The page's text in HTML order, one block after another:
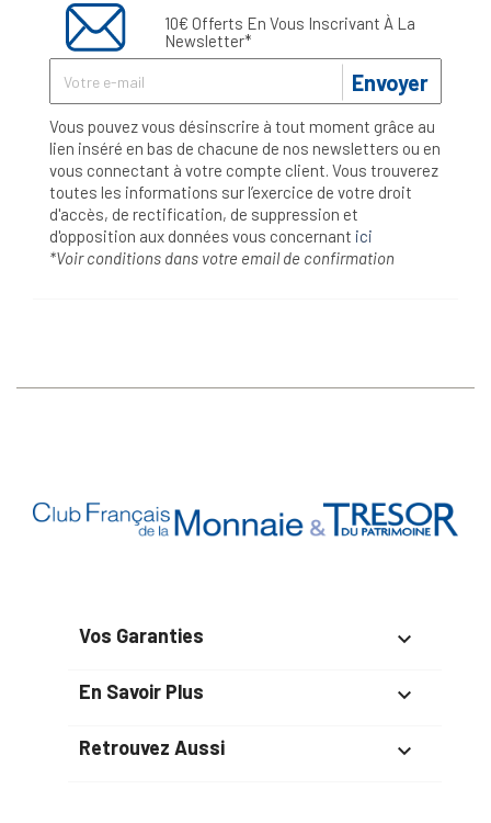
10€ Offerts En Vous Inscrivant À La
Newsletter*
Envoyer
Vous pouvez vous désinscrire à tout moment grâce au
lien inséré en bas de chacune de nos newsletters ou en
vous connectant à votre compte client. Vous trouverez
toutes les informations sur l’exercice de votre droit
d'accès, de rectification, de suppression et
d'opposition aux données vous concernant ici
*Voir conditions dans votre email de confirmation
Vos Garanties 
En Savoir Plus 
Retrouvez Aussi 